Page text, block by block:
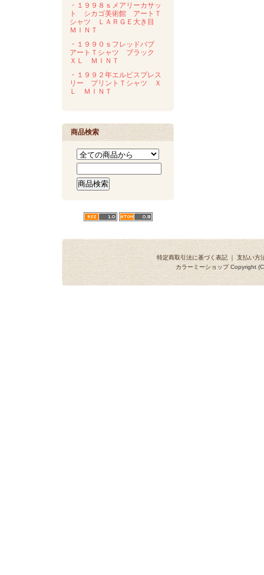
・１９９８ｓメアリーカサッ
ト シカゴ美術館 アートＴ
シャツ ＬＡＲＧＥ大き目
ＭＩＮＴ
・１９９０ｓフレッドバブ
アートＴシャツ ブラック
ＸＬ ＭＩＮＴ
・１９９２年エルビスプレス
リー プリントＴシャツ Ｘ
Ｌ ＭＩＮＴ
商品検索
特定商取引法に基づく表記 ｜ 支払い方
カラーミーショップCopyright